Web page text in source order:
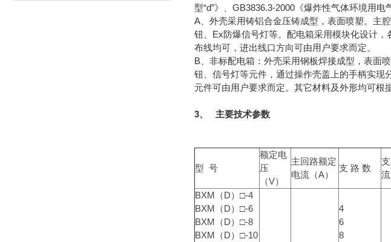
型“d”》、GB3836.3-2000《爆炸性气体环境用
A、外壳采用铸铝合金压铸成型，表面喷塑。主
钮、Ex防爆信号灯等。配电箱采用模块化设计
布线均可，进出线口方向可由用户要求而定。
B、非标配电箱：外壳采用钢板焊接成型，表面
钮、信号灯等元件，通过操作壳盖上的手柄实现
元件可由用户要求而定。其它材料及外形均可根
3、 主要技术参数
型 号
额定电
压
（V）
主回路额定
电流（A）
支 路 数
流
BXM（D）□-4
BXM（D）□-6
BXM（D）□-8
BXM（D）□-10
4
6
8